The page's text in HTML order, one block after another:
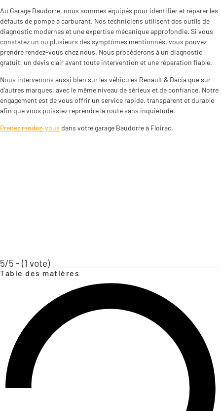
Au Garage Baudorre, nous sommes équipés pour identifier et réparer les
défauts de pompe à carburant. Nos techniciens utilisent des outils de
diagnostic modernes et une expertise mécanique approfondie. Si vous
constatez un ou plusieurs des symptômes mentionnés, vous pouvez
prendre rendez-vous chez nous. Nous procéderons à un diagnostic
gratuit, un devis clair avant toute intervention et une réparation fiable.
Nous intervenons aussi bien sur les véhicules Renault & Dacia que sur
d’autres marques, avec le même niveau de sérieux et de confiance. Notre
engagement est de vous offrir un service rapide, transparent et durable
afin que vous puissiez reprendre la route sans inquiétude.
Prenez rendez-vous dans votre garage Baudorre à Floirac.
5/5 - (1 vote)
Table des matières